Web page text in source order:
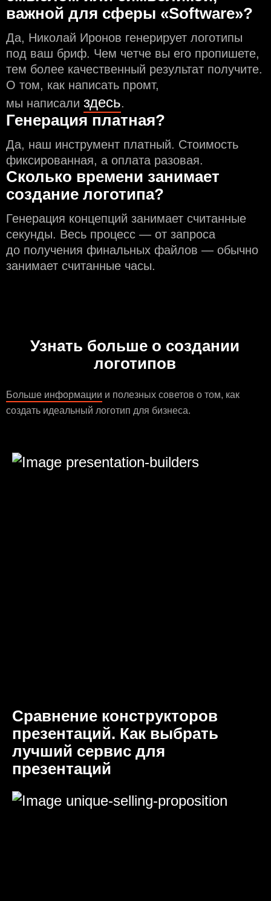
важной для сферы «Software»?
Да, Николай Иронов генерирует логотипы
под ваш бриф. Чем чeтче вы его пропишете,
тем более качественный результат получите.
О том, как написать промт,
мы написали здесь.
Генерация платная?
Да, наш инструмент платный. Стоимость
фиксированная, а оплата разовая.
Сколько времени занимает
создание логотипа?
Генерация концепций занимает считанные
секунды. Весь процесс — от запроса
до получения финальных файлов — обычно
занимает считанные часы.
Узнать больше о создании
логотипов
Больше информации и полезных советов о том, как
создать идеальный логотип для бизнеса.
Сравнение конструкторов
презентаций. Как выбрать
лучший сервис для
презентаций